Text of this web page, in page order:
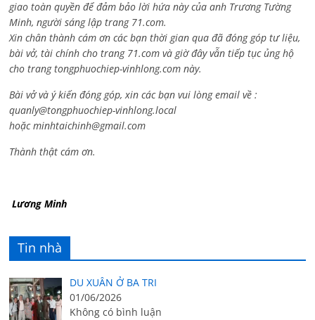
giao toàn quyền để đảm bảo lời hứa này của anh Trương Tường
Minh, người sáng lập trang 71.com.
Xin chân thành cám ơn các bạn thời gian qua đã đóng góp tư liệu,
bài vở, tài chính cho trang 71.com và giờ đây vẫn tiếp tục ủng hộ
cho trang tongphuochiep-vinhlong.com này.
Bài vở và ý kiến đóng góp, xin các bạn vui lòng email về :
quanly@tongphuochiep-vinhlong.local
hoặcminhtaichinh@gmail.com
Thành thật cám ơn.
Lương Minh
Tin nhà
DU XUÂN Ở BA TRI
01/06/2026
Không có bình luận